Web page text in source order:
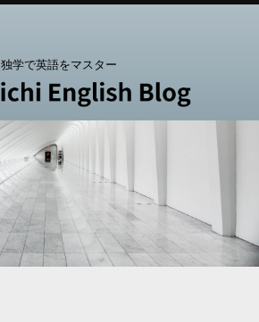
独学で英語をマスター